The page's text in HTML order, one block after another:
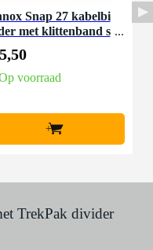
Snap 27 kabelbi
met klittenband s
voorraad
+
TrekPak divider